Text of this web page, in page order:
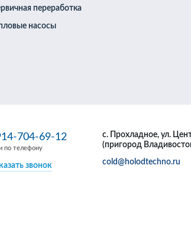
вода для
бассейнов
переработка
насосы
704-69-12
по телефону
звонок
с. Прохладное, ул.
(пригород
cold@holodtechno.ru